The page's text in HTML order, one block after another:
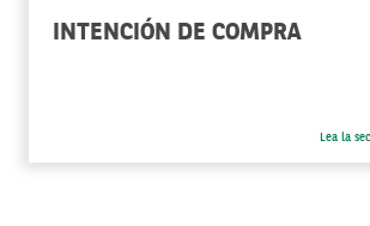
INTENCIÓN DE COMPRA
Lea la